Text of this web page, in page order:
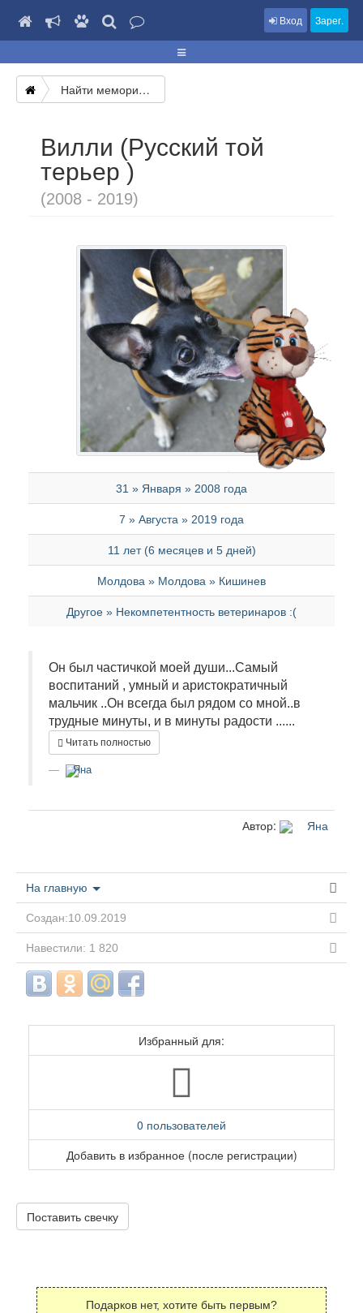
Вход Зарег.
Найти мемориал
Вилли (Русский той
терьер )
(2008 - 2019)
31 » Января » 2008 года
7 » Августа » 2019 года
11 лет (6 месяцев и 5 дней)
Молдова » Молдова » Кишинев
Другое » Некомпетентность ветеринаров :(
Он был частичкой моей души...Самый
воспитаний , умный и аристократичный
мальчик ..Он всегда был рядом со мной..в
трудные минуты, и в минуты радости ......
Читать полностью
Яна
Автор: Яна
На главную
Создан:10.09.2019
Навестили: 1 820
Избранный для:
0 пользователей
Добавить в избранное (после регистрации)
Поставить свечку
Подарков нет, хотите быть первым?